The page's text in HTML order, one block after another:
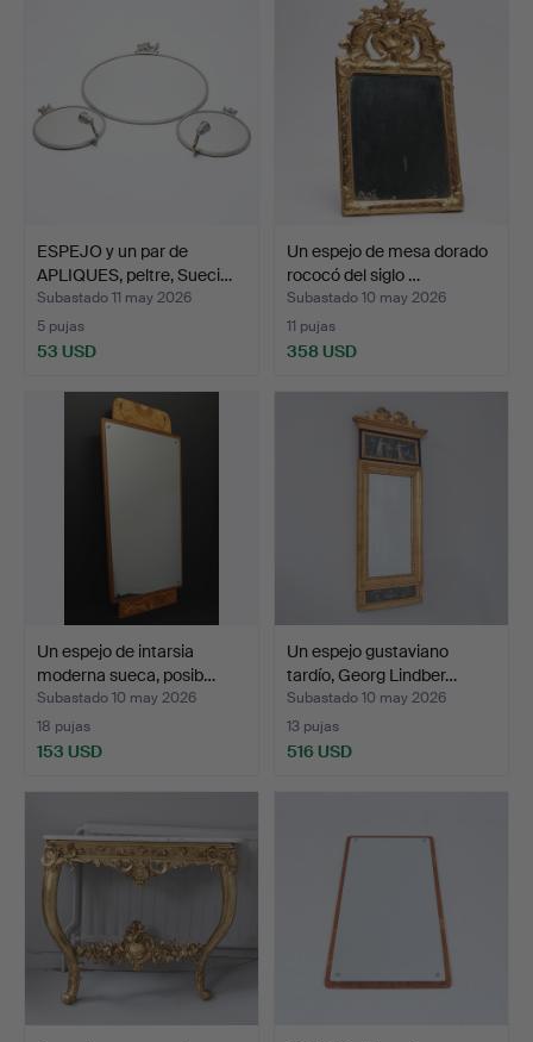
ESPEJO y un par de
APLIQUES, peltre, Sueci…
Subastado 11 may 2026
5 pujas
53 USD
Un espejo de mesa dorado
rococó del siglo …
Subastado 10 may 2026
11 pujas
358 USD
Un espejo de intarsia
moderna sueca, posib…
Subastado 10 may 2026
18 pujas
153 USD
Un espejo gustaviano
tardío, Georg Lindber…
Subastado 10 may 2026
13 pujas
516 USD